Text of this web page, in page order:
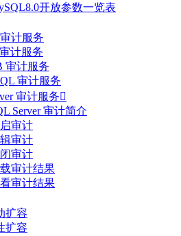
开放参数一览表
计服务
计服务
审计服务
审计服务
审计服务
Server 审计简介
审计
审计
审计
审计结果
审计结果
扩容
扩容